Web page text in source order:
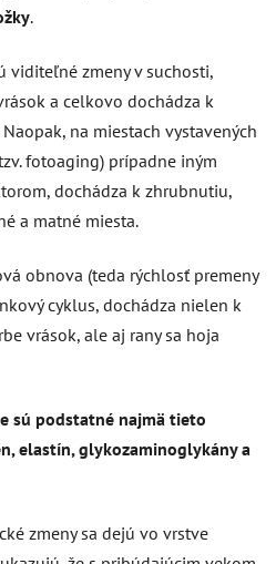
.
viditeľné zmeny v suchosti,
a celkovo dochádza k
na miestach vystavených
fotoaging) prípadne iným
dochádza k zhrubnutiu,
a matné miesta.
obnova (teda rýchlosť premeny
cyklus, dochádza nielen k
vrások, ale aj rany sa hoja
sú podstatné najmä tieto
elastín, glykozaminoglykány a
zmeny sa dejú vo vrstve